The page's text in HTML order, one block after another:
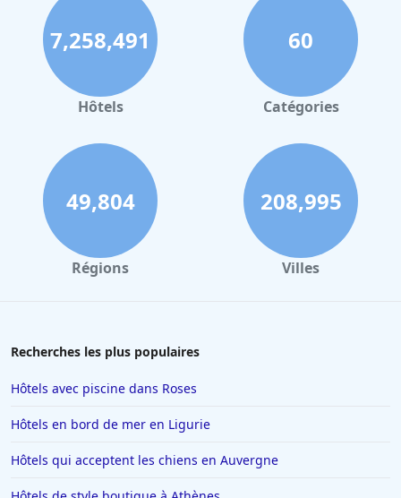
Hôtels au Grand-Bornand
Hôtels à Strasbourg
Hôtels à Valence
Hôtels à Gerardmer
Hôtels à Narbonne
Hôtels à Bordeaux
Hôtels à Chambord
Hôtels à Madrid
Hôtels à Porto-Vecchio
Hôtels à Thoiry
7,258,491
Hôtels
60
Catégories
49,804
Régions
208,995
Villes
Recherches les plus populaires
Hôtels avec piscine dans Roses
Hôtels en bord de mer en Ligurie
Hôtels qui acceptent les chiens en Auvergne